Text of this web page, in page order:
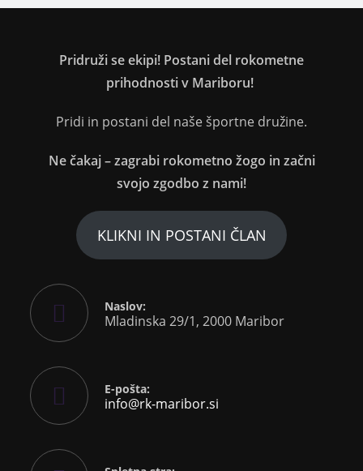
Pridruži se ekipi! Postani del rokometne
prihodnosti v Mariboru!
Pridi in postani del naše športne družine.
Ne čakaj – zagrabi rokometno žogo in začni
svojo zgodbo z nami!
KLIKNI IN POSTANI ČLAN
Naslov:
Mladinska 29/1, 2000 Maribor
E-pošta:
info@rk-maribor.si